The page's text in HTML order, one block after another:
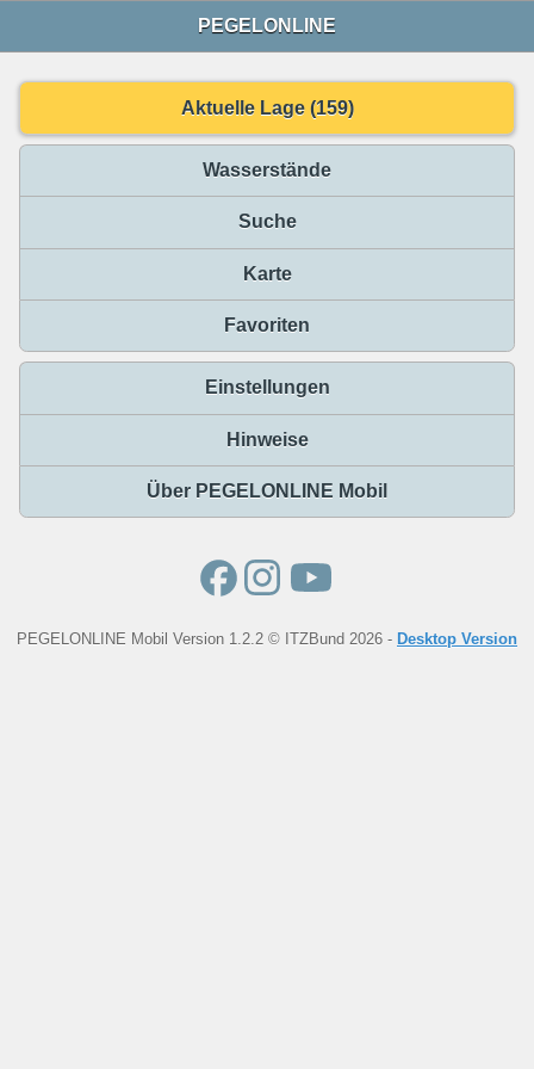
PEGELONLINE
Aktuelle Lage (159)
Wasserstände
Suche
Karte
Favoriten
Einstellungen
Hinweise
Über PEGELONLINE Mobil
PEGELONLINE Mobil Version 1.2.2 © ITZBund 2026 - Desktop Version